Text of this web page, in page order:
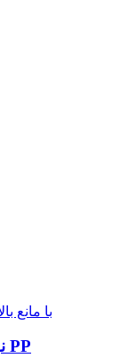
نوار نقاله فشار قوی تک ماده PP